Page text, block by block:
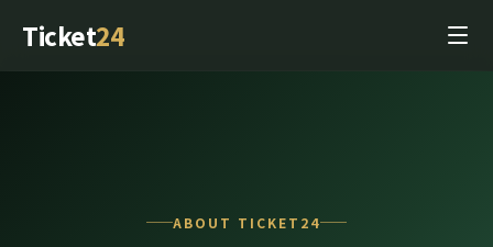
Ticket24
ABOUT TICKET24